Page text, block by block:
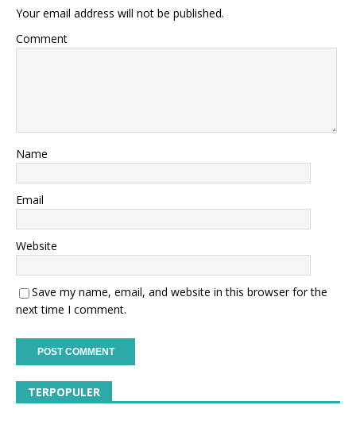
Your email address will not be published.
Comment
Name
Email
Website
Save my name, email, and website in this browser for the
next time I comment.
TERPOPULER